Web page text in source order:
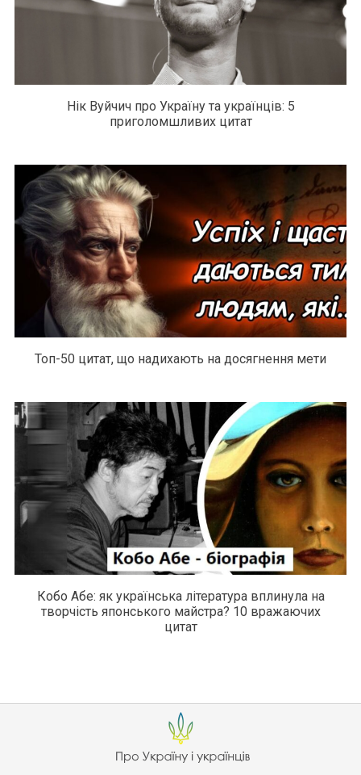
Нік Вуйчич про Україну та українців: 5
приголомшливих цитат
Топ-50 цитат, що надихають на досягнення мети
Кобо Абе: як українська література вплинула на
творчість японського майстра? 10 вражаючих
цитат